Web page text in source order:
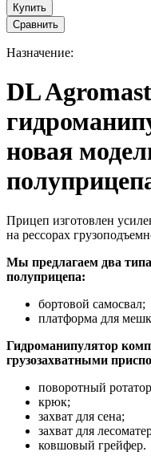
Сравнить
Назначение:
DL
новая
Прицеп изготовлен
на рессорах
Мы предлагаем два
полуприцепа:
бортовой самосвал;
платформа для
Гидроманипулятор
грузозахватными
поворотный
крюк;
захват для сена;
захват для
ковшовый грейфер.